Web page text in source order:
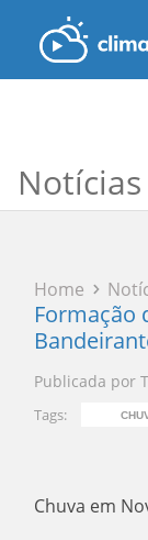
Notícias
Home
Formação
Publicada por
Tags:
Chuva em